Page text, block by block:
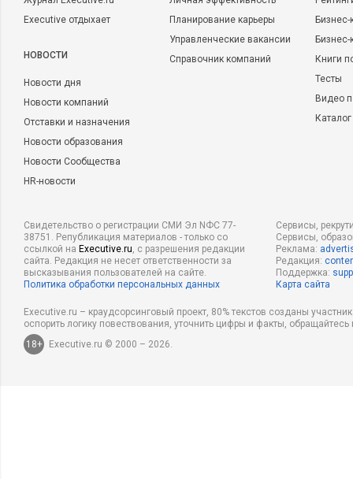
Executive отдыхает
НОВОСТИ
Новости дня
Новости компаний
Отставки и назначения
Новости образования
Новости Сообщества
HR-новости
Планирование карьеры
Управленческие вакансии
Справочник компаний
Бизнес-
Книги
Тесты
Видео
Свидетельство о регистрации СМИ Эл NФС 77-
38751. Републикация материалов - только со
ссылкой на Executive.ru, с разрешения редакции
сайта. Редакция не несет ответственности за
высказывания пользователей на сайте.
Политика обработки персональных данных
Сервисы,
Сервисы,
Реклама:
Редакция:
Поддержка:
Карта сайта
Executive.ru – краудсорсинговый проект, 80% текстов созданы
оспорить логику повествования, уточнить цифры и факты,
18+
Executive.ru © 2000 – 2026.